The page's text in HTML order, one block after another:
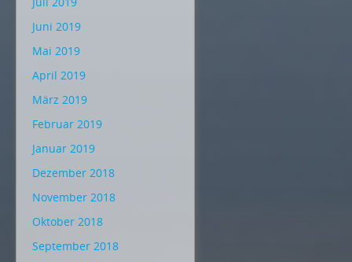
Juni 2019
Mai 2019
April 2019
März 2019
Februar 2019
Januar 2019
Dezember 2018
November 2018
Oktober 2018
September 2018